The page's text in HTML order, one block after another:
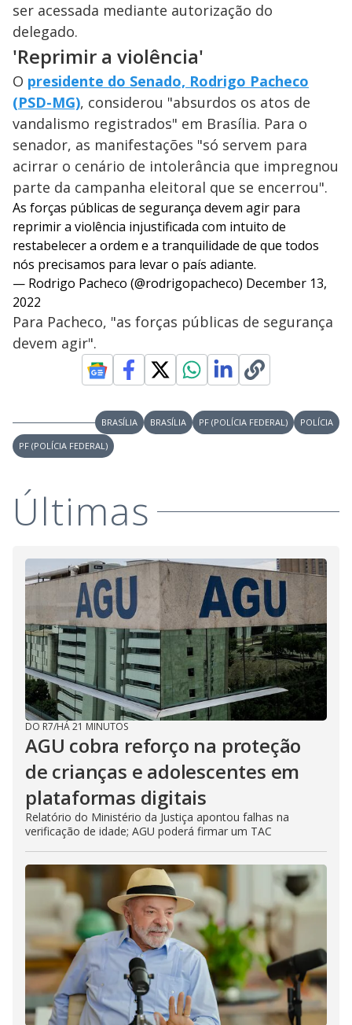
ser acessada mediante autorização do
delegado.
'Reprimir a violência'
O presidente do Senado, Rodrigo Pacheco
(PSD-MG), considerou "absurdos os atos de
vandalismo registrados" em Brasília. Para o
senador, as manifestações "só servem para
acirrar o cenário de intolerância que impregnou
parte da campanha eleitoral que se encerrou".
As forças públicas de segurança devem agir para
reprimir a violência injustificada com intuito de
restabelecer a ordem e a tranquilidade de que todos
nós precisamos para levar o país adiante.
— Rodrigo Pacheco (@rodrigopacheco) December 13,
2022
Para Pacheco, "as forças públicas de segurança
devem agir".
BRASÍLIA BRASÍLIA PF (POLÍCIA FEDERAL)
POLÍCIA
PF (POLÍCIA FEDERAL)
Últimas
DO R7/HÁ 21 MINUTOS
AGU cobra reforço na proteção
de crianças e adolescentes em
plataformas digitais
Relatório do Ministério da Justiça apontou falhas na
verificação de idade; AGU poderá firmar um TAC